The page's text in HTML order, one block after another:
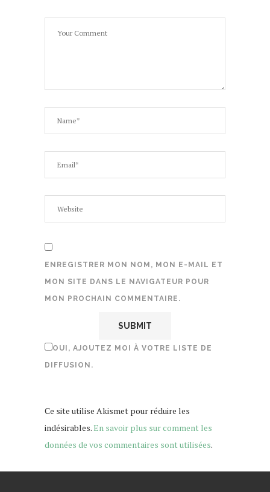
ENREGISTRER MON NOM, MON E-MAIL ET
MON SITE DANS LE NAVIGATEUR POUR
MON PROCHAIN COMMENTAIRE.
OUI, AJOUTEZ MOI À VOTRE LISTE DE
DIFFUSION.
Ce site utilise Akismet pour réduire les
indésirables.En savoir plus sur comment les
données de vos commentaires sont utilisées.